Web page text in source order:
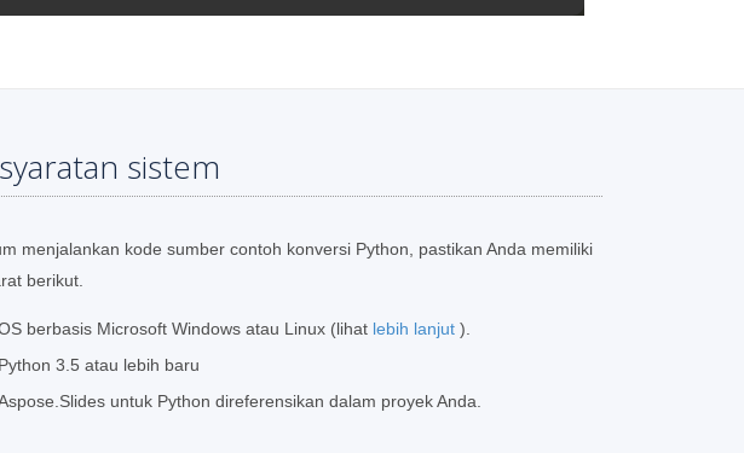
sistem
menjalankan kode sumber contoh konversi Python, pastikan Anda memiliki
berikut.
berbasis Microsoft Windows atau Linux (lihat lebih lanjut ).
Python 3.5 atau lebih baru
untuk Python direferensikan dalam proyek Anda.